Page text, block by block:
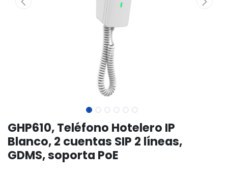
GHP610, Teléfono Hotelero IP
Blanco, 2 cuentas SIP 2 líneas,
GDMS, soporta PoE